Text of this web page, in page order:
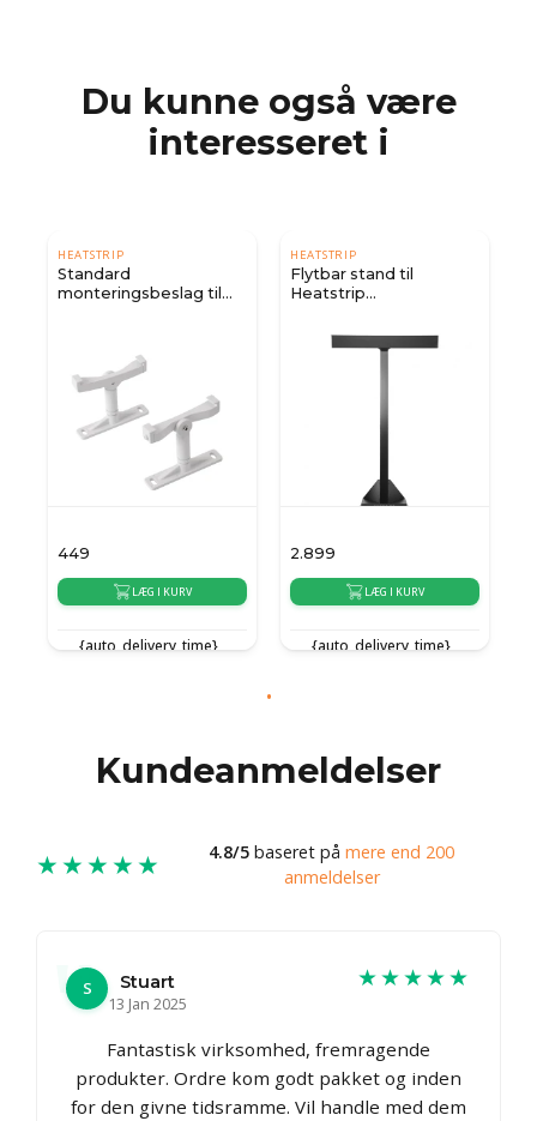
Du kunne også være
interesseret i
HEATSTRIP
Standard
monteringsbeslag til
449
LÆG I KURV
{auto_delivery_time}
HEATSTRIP
Flytbar stand til
Heatstrip
2.899
LÆG I KURV
{auto_delivery_time}
Kundeanmeldelser
★★★★★ 4.8/5 baseret på mere end 200
anmeldelser
S
Stuart
13 Jan 2025
★★★★★
Fantastisk virksomhed, fremragende
produkter. Ordre kom godt pakket og inden
for den givne tidsramme. Vil handle med dem